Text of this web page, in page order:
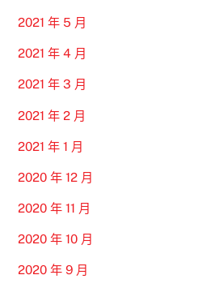
2021 年 5 月
2021 年 4 月
2021 年 3 月
2021 年 2 月
2021 年 1 月
2020 年 12 月
2020 年 11 月
2020 年 10 月
2020 年 9 月